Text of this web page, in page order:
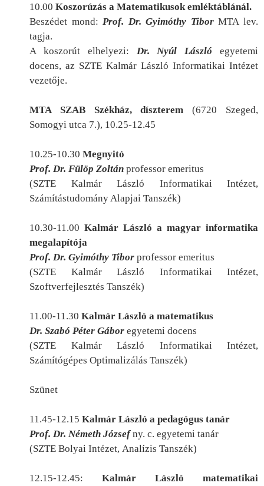
10.00 Koszorúzás a Matematikusok emléktáblánál.
Beszédet mond: Prof. Dr. Gyimóthy TiborMTA lev.
tagja.
A koszorút elhelyezi: Dr. Nyúl Lászlóegyetemi
docens, az SZTE Kalmár László Informatikai Intézet
vezetője.
MTA SZAB Székház, díszterem (6720 Szeged,
Somogyi utca 7.), 10.25-12.45
10.25-10.30 Megnyitó
Prof. Dr. Fülöp Zoltán professor emeritus
(SZTE Kalmár László Informatikai Intézet,
Számítástudomány Alapjai Tanszék)
10.30-11.00 Kalmár László a magyar informatika
megalapítója
Prof. Dr. Gyimóthy Tibor professor emeritus
(SZTE Kalmár László Informatikai Intézet,
Szoftverfejlesztés Tanszék)
11.00-11.30 Kalmár László a matematikus
Dr. Szabó Péter Gábor egyetemi docens
(SZTE Kalmár László Informatikai Intézet,
Számítógépes Optimalizálás Tanszék)
Szünet
11.45-12.15 Kalmár László a pedagógus tanár
Prof. Dr. Németh Józsefny. c. egyetemi tanár
(SZTE Bolyai Intézet, Analízis Tanszék)
12.15-12.45: Kalmár László matematikai